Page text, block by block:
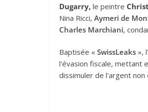
Dugarry, le peintre
Nina Ricci, Aymeri de
Charles Marchiani,
Baptisée « SwissLeaks »,
l'évasion fiscale, mettant
dissimuler de l'argent